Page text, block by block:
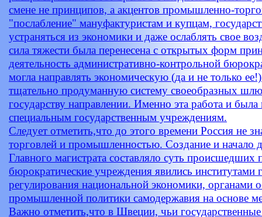
смене не принципов, а акцентов промышленно-
"послабление" мануфактуристам и купцам,
устраняться из экономики и даже ослаблять свое
сила тяжести была перенесена с открытых форм
деятельность административно-контрольной
могла направлять экономическую (да и не только
тщательно продуманную систему своеобразных
государству направлении. Именно эта работа и
специальным государственным учреждениям.
Следует отметить,что до этого времени Россия не
торговлей и промышленностью. Создание и начало
Главного магистрата составляло суть происшедших
бюрократические учреждения явились институтами
регулирования национальной экономики, органами
промышленной политики самодержавия на основе
Важно отметить,что в Швеции, чьи